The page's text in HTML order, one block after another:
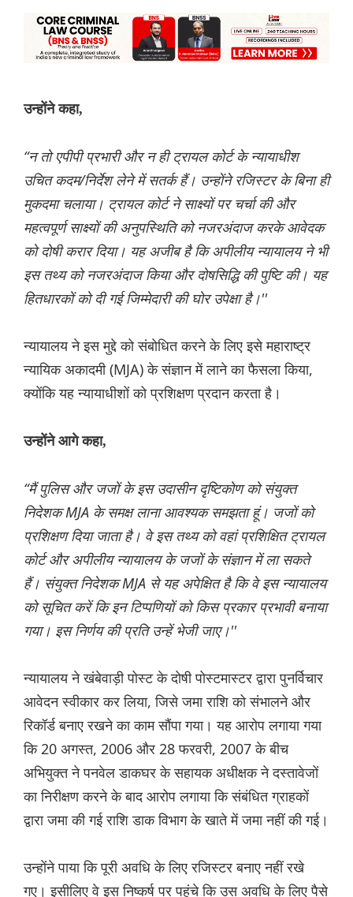
उन्होंने कहा,
“न तो एपीपी प्रभारी और न ही ट्रायल कोर्ट के न्यायाधीश
उचित कदम/निर्देश लेने में सतर्क हैं। उन्होंने रजिस्टर के बिना ही
मुकदमा चलाया। ट्रायल कोर्ट ने साक्ष्यों पर चर्चा की और
महत्वपूर्ण साक्ष्यों की अनुपस्थिति को नजरअंदाज करके आवेदक
को दोषी करार दिया। यह अजीब है कि अपीलीय न्यायालय ने भी
इस तथ्य को नजरअंदाज किया और दोषसिद्धि की पुष्टि की। यह
हितधारकों को दी गई जिम्मेदारी की घोर उपेक्षा है।''
न्यायालय ने इस मुद्दे को संबोधित करने के लिए इसे महाराष्ट्र
न्यायिक अकादमी (MJA) के संज्ञान में लाने का फैसला किया,
क्योंकि यह न्यायाधीशों को प्रशिक्षण प्रदान करता है।
उन्होंने आगे कहा,
“मैं पुलिस और जजों के इस उदासीन दृष्टिकोण को संयुक्त
निदेशक MJA के समक्ष लाना आवश्यक समझता हूं। जजों को
प्रशिक्षण दिया जाता है। वे इस तथ्य को वहां प्रशिक्षित ट्रायल
कोर्ट और अपीलीय न्यायालय के जजों के संज्ञान में ला सकते
हैं। संयुक्त निदेशक MJA से यह अपेक्षित है कि वे इस न्यायालय
को सूचित करें कि इन टिप्पणियों को किस प्रकार प्रभावी बनाया
गया। इस निर्णय की प्रति उन्हें भेजी जाए।''
न्यायालय ने खंबेवाड़ी पोस्ट के दोषी पोस्टमास्टर द्वारा पुनर्विचार
आवेदन स्वीकार कर लिया, जिसे जमा राशि को संभालने और
रिकॉर्ड बनाए रखने का काम सौंपा गया। यह आरोप लगाया गया
कि 20 अगस्त, 2006 और 28 फरवरी, 2007 के बीच
अभियुक्त ने पनवेल डाकघर के सहायक अधीक्षक ने दस्तावेजों
का निरीक्षण करने के बाद आरोप लगाया कि संबंधित ग्राहकों
द्वारा जमा की गई राशि डाक विभाग के खाते में जमा नहीं की गई।
उन्होंने पाया कि पूरी अवधि के लिए रजिस्टर बनाए नहीं रखे
गए। इसीलिए वे इस निष्कर्ष पर पहुंचे कि उस अवधि के लिए पैसे